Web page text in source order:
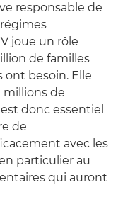
responsable de
joue un rôle
de familles
besoin. Elle
de
donc essentiel
de
avec les
particulier au
qui auront